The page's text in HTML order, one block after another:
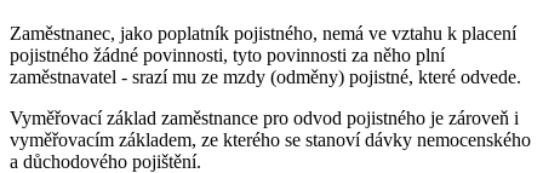
Zaměstnanec, jako poplatník pojistného, nemá ve vztahu k placení
pojistného žádné povinnosti, tyto povinnosti za něho plní
zaměstnavatel - srazí mu ze mzdy (odměny) pojistné, které odvede.
Vyměřovací základ zaměstnance pro odvod pojistného je zároveň i
vyměřovacím základem, ze kterého se stanoví dávky nemocenského
a důchodového pojištění.